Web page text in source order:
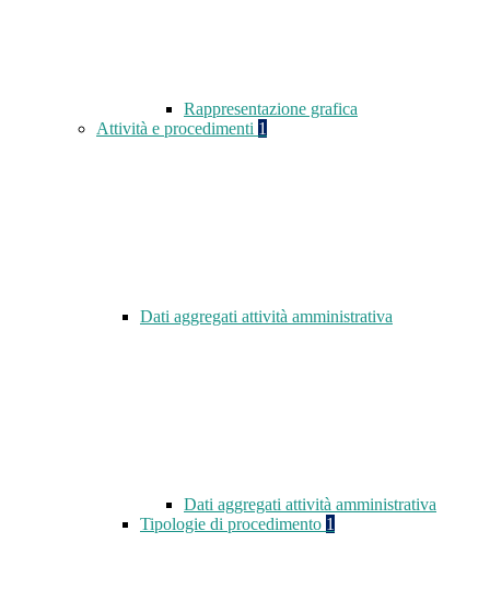
Rappresentazione grafica
Attività e procedimenti 1
Dati aggregati attività amministrativa
Dati aggregati attività amministrativa
Tipologie di procedimento 1